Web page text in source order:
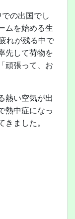
の出国でし
ムを始める生
れが残る中で
先して荷物を
頑張って、お
熱い空気が出
熱中症になっ
きました。